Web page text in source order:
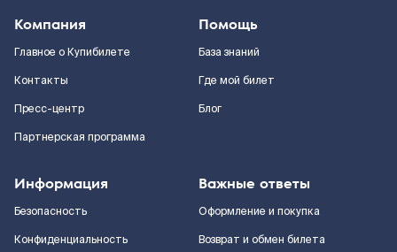
Компания
Главное о Купибилете
Контакты
Пресс-центр
Партнерская программа
Помощь
База знаний
Где мой билет
Блог
Информация
Безопасность
Конфиденциальность
Важные ответы
Оформление и покупка
Возврат и обмен билета